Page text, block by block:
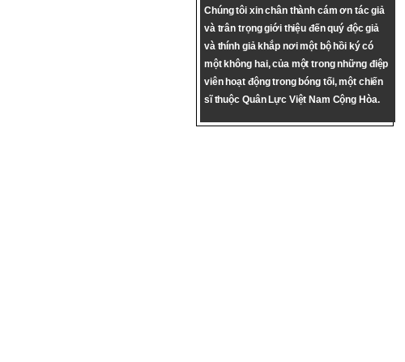
Chúng tôi xin chân thành cám ơn tác giả
và trân trọng giới thiệu đến quý độc giả
và thính giả khắp nơi một bộ hồi ký có
một không hai, của một trong những điệp
viên hoạt động trong bóng tối, một chiến
sĩ thuộc Quân Lực Việt Nam Cộng Hòa.